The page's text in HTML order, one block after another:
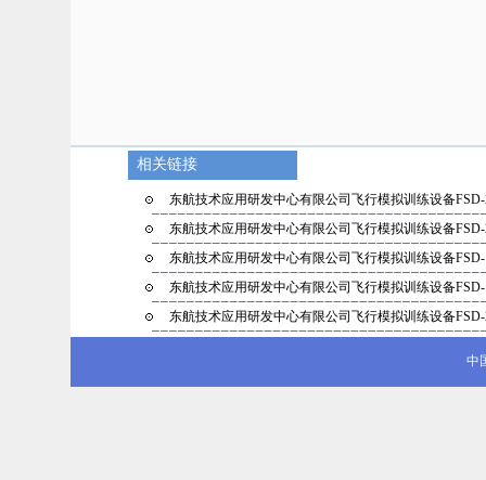
相关链接
东航技术应用研发中心有限公司飞行模拟训练设备
东航技术应用研发中心有限公司飞行模拟训练设备
东航技术应用研发中心有限公司飞行模拟训练设备
东航技术应用研发中心有限公司飞行模拟训练设备
东航技术应用研发中心有限公司飞行模拟训练设备
中